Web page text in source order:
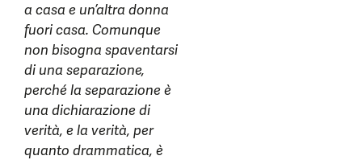
a casa e un’altra donna
fuori casa. Comunque
non bisogna spaventarsi
di una separazione,
perché la separazione è
una dichiarazione di
verità, e la verità, per
quanto drammatica, è